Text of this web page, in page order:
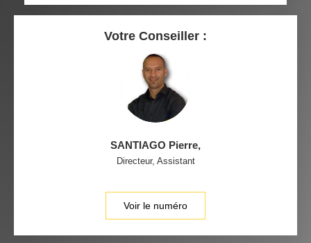
Votre Conseiller :
SANTIAGO Pierre,
Directeur, Assistant
Voir le numéro